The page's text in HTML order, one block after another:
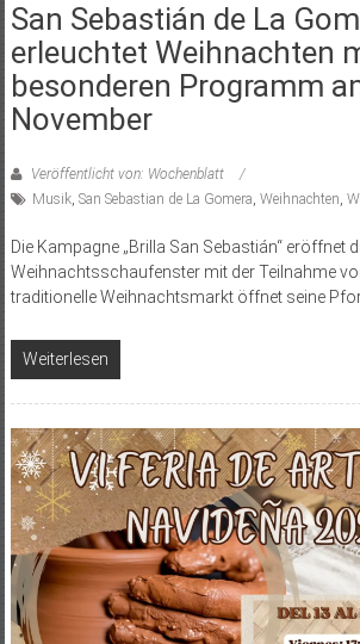
San Sebastián de La
erleuchtet Weihnachten
besonderen Programm
November
Veröffentlicht von: Wochenblatt
Musik, San Sebastian de La Gomera, Weihnachten,
Die Kampagne „Brilla San Sebastián“ eröffnet
Weihnachtsschaufenster mit der Teilnahme
traditionelle Weihnachtsmarkt öffnet seine
Weiterlesen